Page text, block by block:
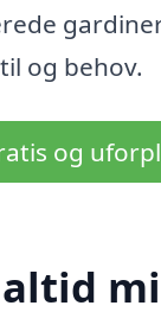
og behov.
og